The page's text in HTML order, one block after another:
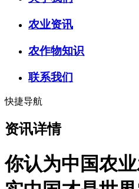
农业资讯
农作物知识
联系我们
快捷导航
资讯详情
你认为中国农